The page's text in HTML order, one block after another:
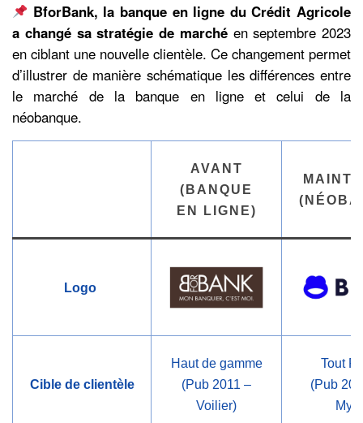
BforBank, la banque en ligne du Crédit Agricole
a changé sa stratégie de marchéen septembre 2023
en ciblant une nouvelle clientèle. Ce changement permet
d’illustrer de manière schématique les différences entre
le marché de la banque en ligne et celui de la
néobanque.
AVANT
(BANQUE
EN LIGNE)
Logo
Cible de clientèle
Haut de gamme
(Pub 2011 –
Voilier)
Tout
(Pub